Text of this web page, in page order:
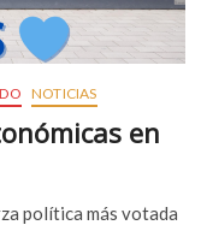
NOTICIAS
en
política más votada